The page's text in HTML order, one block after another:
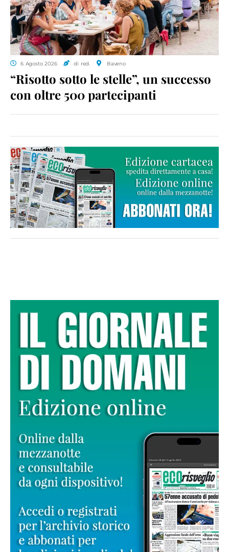
6 Agosto 2026 di red. Baveno
“Risotto sotto le stelle”, un successo
con oltre 500 partecipanti